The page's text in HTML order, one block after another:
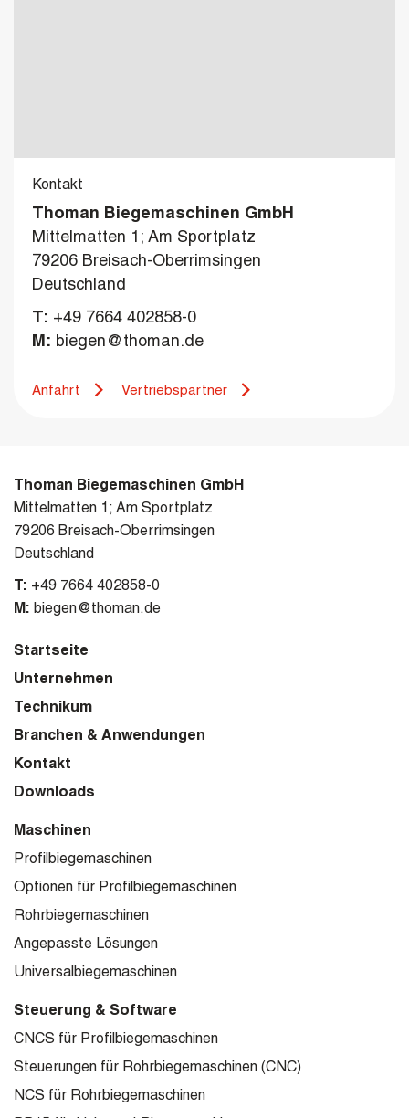
Kontakt
Thoman Biegemaschinen GmbH
Mittelmatten 1; Am Sportplatz
79206 Breisach-Oberrimsingen
Deutschland
T: +49 7664 402858-0
M: biegen@thoman.de
Anfahrt Vertriebspartner
Thoman Biegemaschinen GmbH
Mittelmatten 1; Am Sportplatz
79206 Breisach-Oberrimsingen
Deutschland
T: +49 7664 402858-0
M: biegen@thoman.de
Startseite
Unternehmen
Technikum
Branchen & Anwendungen
Kontakt
Downloads
Maschinen
Profilbiegemaschinen
Optionen für Profilbiegemaschinen
Rohrbiegemaschinen
Angepasste Lösungen
Universalbiegemaschinen
Steuerung & Software
CNCS für Profilbiegemaschinen
Steuerungen für Rohrbiegemaschinen (CNC)
NCS für Rohrbiegemaschinen